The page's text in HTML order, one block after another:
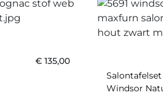
€ 135,00
Salontafelset
Windsor